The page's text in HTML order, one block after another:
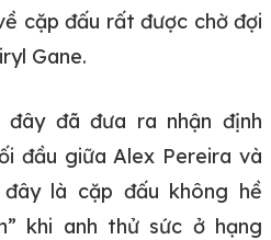
cặp đấu rất được chờ đợi
Gane.
đây đã đưa ra nhận định
đầu giữa Alex Pereira và
là cặp đấu không hề
khi anh thử sức ở hạng